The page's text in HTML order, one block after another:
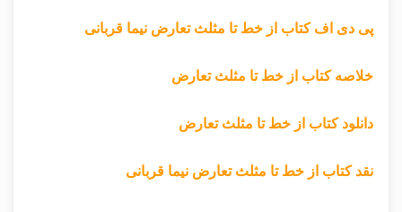
پی دی اف کتاب از خط تا مثلث تعارض نیما قربانی
خلاصه کتاب از خط تا مثلث تعارض
دانلود کتاب از خط تا مثلث تعارض
نقد کتاب از خط تا مثلث تعارض نیما قربانی